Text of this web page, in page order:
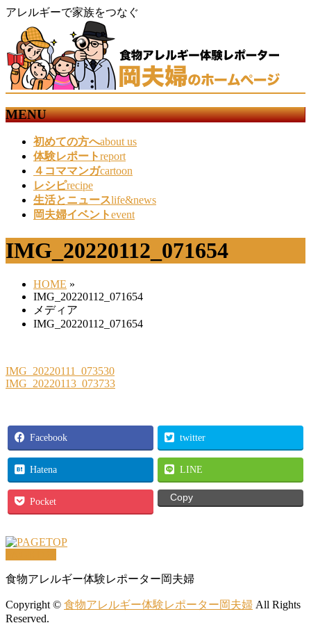
アレルギーで家族をつなぐ
MENU
す
初めての方へabout us
体験レポートreport
４コママンガcartoon
レシピrecipe
生活とニュースlife&news
岡夫婦イベントevent
IMG_20220112_071654
HOME »
IMG_20220112_071654
メディア
IMG_20220112_071654
IMG_20220111_073530
IMG_20220113_073733
Facebook twitter
Hatena LINE
Pocket Copy
食物アレルギー体験レポーター岡夫婦
Copyright © 食物アレルギー体験レポーター岡夫婦 All Rights
Reserved.